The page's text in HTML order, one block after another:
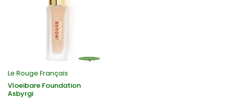
Le Rouge Français
Vloeibare Foundation
Asbyrgi